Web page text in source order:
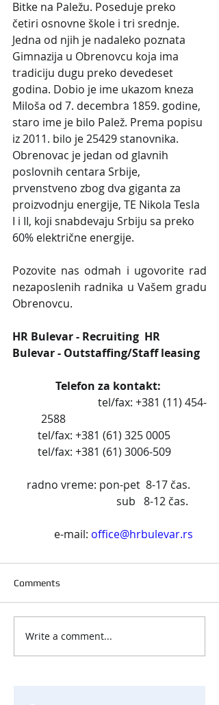
Bitke na Paležu. Poseduje preko
četiri osnovne škole i tri srednje.
Jedna od njih je nadaleko poznata
Gimnazija u Obrenovcu koja ima
tradiciju dugu preko devedeset
godina. Dobio je ime ukazom kneza
Miloša od 7. decembra 1859. godine,
staro ime je bilo Palež. Prema popisu
iz 2011. bilo je 25429 stanovnika.
Obrenovac je jedan od glavnih
poslovnih centara Srbije,
prvenstveno zbog dva giganta za
proizvodnju energije, TE Nikola Tesla
I i II, koji snabdevaju Srbiju sa preko
60% električne energije.
Pozovite nas odmah i ugovorite rad
nezaposlenih radnika u Vašem gradu
Obrenovcu.
HR Bulevar - Recruiting  HR
Bulevar - Outstaffing/Staff leasing
Telefon za kontakt:
2588
tel/fax: +381 (61) 325 0005
        tel/fax: +381 (61) 3006-509
radno vreme: pon-pet  8-17 čas.
                               sub   8-12 čas.
          e-mail:
office@hrbulevar.rs
Comments
Write a comment...